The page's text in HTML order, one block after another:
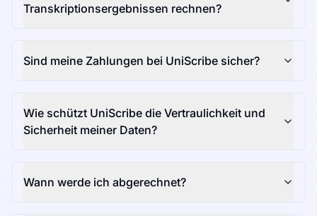
Transkriptionsergebnissen rechnen?
Sind meine Zahlungen bei UniScribe sicher?
Wie schützt UniScribe die Vertraulichkeit und
Sicherheit meiner Daten?
Wann werde ich abgerechnet?